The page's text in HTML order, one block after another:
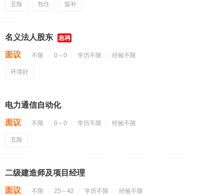
五险 包住 饭补
名义法人股东 急聘
面议 不限 0～0 学历不限 经验不限
环境好
电力通信自动化
面议 不限 0～0 学历不限 经验不限
五险
二级建造师及项目经理
面议 不限 25～42 学历不限 经验不限